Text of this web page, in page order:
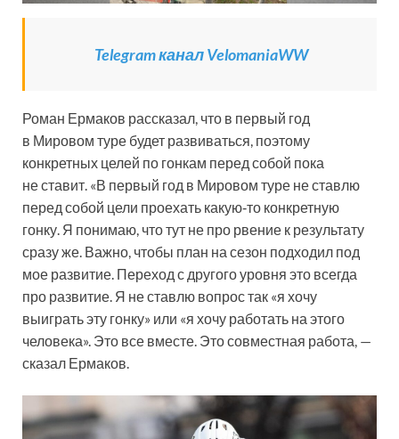
Telegram канал VelomaniaWW
Роман Ермаков рассказал, что в первый год
в Мировом туре будет развиваться, поэтому
конкретных целей по гонкам перед собой пока
не ставит. «В первый год в Мировом туре не ставлю
перед собой цели проехать какую‑то конкретную
гонку. Я понимаю, что тут не про рвение к результату
сразу же. Важно, чтобы план на сезон подходил под
мое развитие. Переход с другого уровня это всегда
про развитие. Я не ставлю вопрос так «я хочу
выиграть эту гонку» или «я хочу работать на этого
человека». Это все вместе. Это совместная работа, —
сказал Ермаков.